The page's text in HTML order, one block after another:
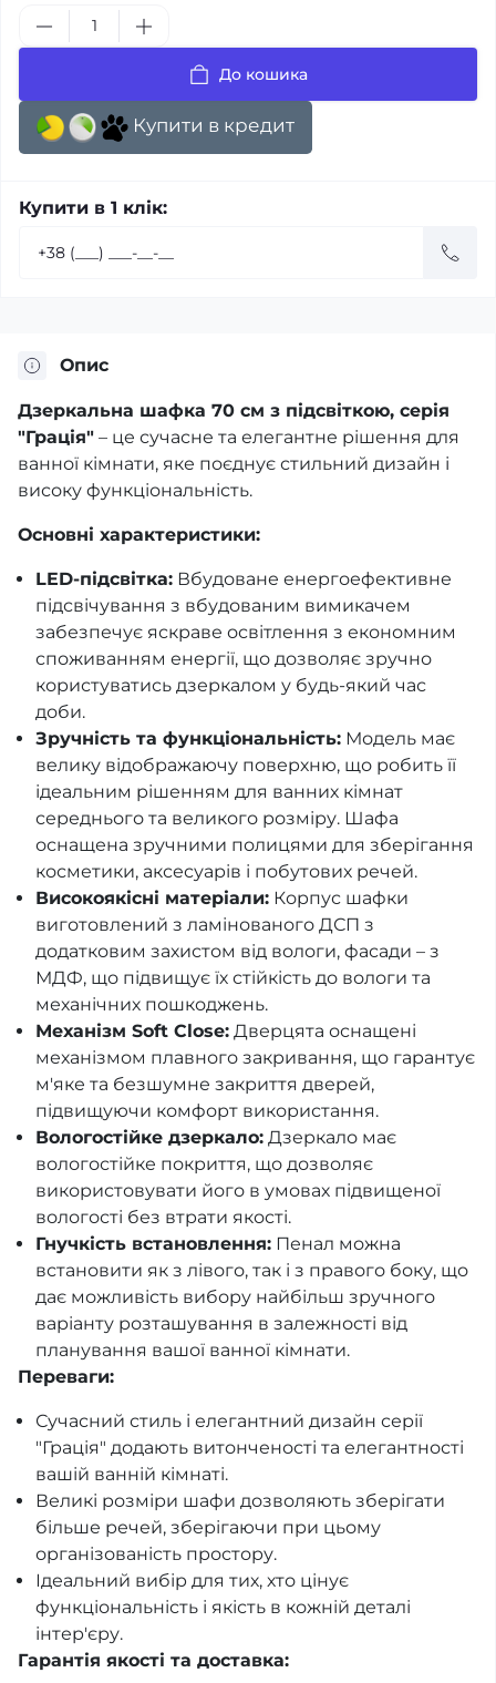
До кошика
Купити в кредит
Купити в 1 клік:
Опис
Дзеркальна шафка 70 см з підсвіткою, серія
"Грація" – це сучасне та елегантне рішення для
ванної кімнати, яке поєднує стильний дизайн і
високу функціональність.
Основні характеристики:
LED-підсвітка: Вбудоване енергоефективне
підсвічування з вбудованим вимикачем
забезпечує яскраве освітлення з економним
споживанням енергії, що дозволяє зручно
користуватись дзеркалом у будь-який час
доби.
Зручність та функціональність: Модель має
велику відображаючу поверхню, що робить її
ідеальним рішенням для ванних кімнат
середнього та великого розміру. Шафа
оснащена зручними полицями для зберігання
косметики, аксесуарів і побутових речей.
Високоякісні матеріали: Корпус шафки
виготовлений з ламінованого ДСП з
додатковим захистом від вологи, фасади – з
МДФ, що підвищує їх стійкість до вологи та
механічних пошкоджень.
Механізм Soft Close: Дверцята оснащені
механізмом плавного закривання, що гарантує
м'яке та безшумне закриття дверей,
підвищуючи комфорт використання.
Вологостійке дзеркало: Дзеркало має
вологостійке покриття, що дозволяє
використовувати його в умовах підвищеної
вологості без втрати якості.
Гнучкість встановлення: Пенал можна
встановити як з лівого, так і з правого боку, що
дає можливість вибору найбільш зручного
варіанту розташування в залежності від
планування вашої ванної кімнати.
Переваги:
Сучасний стиль і елегантний дизайн серії
"Грація" додають витонченості та елегантності
вашій ванній кімнаті.
Великі розміри шафи дозволяють зберігати
більше речей, зберігаючи при цьому
організованість простору.
Ідеальний вибір для тих, хто цінує
функціональність і якість в кожній деталі
інтер'єру.
Гарантія якості та доставка: